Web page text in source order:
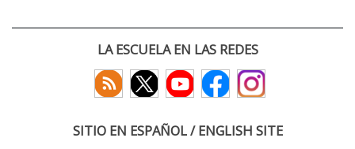
LA ESCUELA EN LAS REDES
SITIO EN ESPAÑOL / ENGLISH SITE